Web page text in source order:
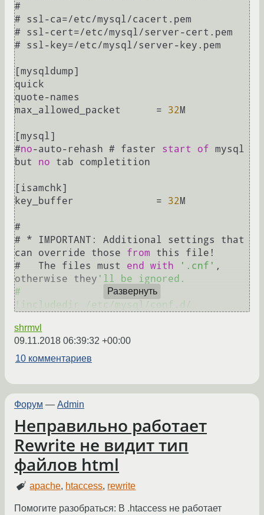
#
# ssl-ca=/etc /mysql/cacert.pem
# ssl-cert=/etc /mysql/server -cert.pem
# ssl- key=/etc /mysql/server - key.pem
[mysqldump]
quick
quote-names
= 32M
[mysql]
#no-auto- rehash	# faster start of mysql
but no tab completition
[isamchk]
= 32M
#
# * IMPORTANT: Additional settings that
can override those from this file !
#   The files must end with '.cnf' ,
otherwise they 'll be ignored.
#
Развернуть
shrmvl
09.11.2018 06:39:32 +00:00
10 комментариев
Форум — Admin
Неправильно работает
Rewrite не видит тип
файлов html
apache, htaccess, rewrite
Помогите разобраться: В .htaccess не работает